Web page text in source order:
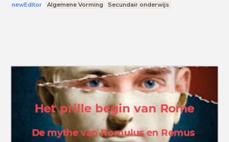
newEditor Algemene Vorming Secundair onderwijs